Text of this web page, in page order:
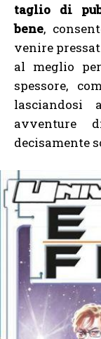
taglio di
bene,
venire
al meglio
spessore,
avventure
decisamente